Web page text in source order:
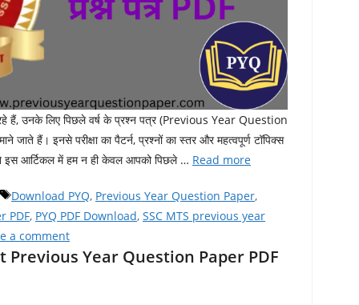
रहे हैं, उनके लिए पिछले वर्ष के प्रश्न पत्र (Previous Year Question
हैं। इनसे परीक्षा का पैटर्न, प्रश्नों का स्तर और महत्वपूर्ण टॉपिक्स
आर्टिकल में हम न ही केवल आपको पिछले … Read more
Tags
Download PYQ, Previous Year Question Paper,
PDF, PYQ PDF Download, SSC MTS previous year
a comment
Previous Year Question Paper PDF